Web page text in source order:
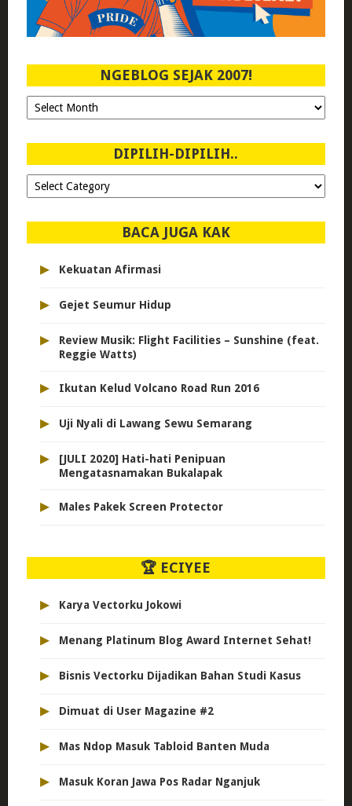
NGEBLOG SEJAK 2007!
Ngeblog
Sejak
DIPILIH-DIPILIH..
Dipilih-
dipilih..
BACA JUGA KAK
▸ Kekuatan Afirmasi
▸ Gejet Seumur Hidup
▸
Review Musik: Flight Facilities – Sunshine (feat.
Reggie Watts)
▸ Ikutan Kelud Volcano Road Run 2016
▸ Uji Nyali di Lawang Sewu Semarang
▸
[JULI 2020] Hati-hati Penipuan
Mengatasnamakan Bukalapak
▸ Males Pakek Screen Protector
🏆 ECIYEE
▸ Karya Vectorku Jokowi
▸ Menang Platinum Blog Award Internet Sehat!
▸ Bisnis Vectorku Dijadikan Bahan Studi Kasus
▸ Dimuat di User Magazine #2
▸ Mas Ndop Masuk Tabloid Banten Muda
▸ Masuk Koran Jawa Pos Radar Nganjuk